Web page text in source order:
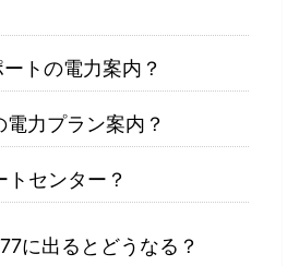
トの電力案内？
電力プラン案内？
トセンター？
に出るとどうなる？